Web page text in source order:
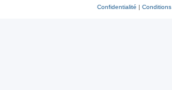
Confidentialité | Conditions